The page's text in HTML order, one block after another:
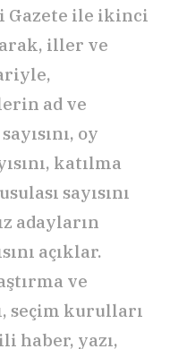
Gazete ile ikinci
iller ve
ad ve
oy
katılma
sayısını
adayların
açıklar.
ve
seçim kurulları
haber, yazı,